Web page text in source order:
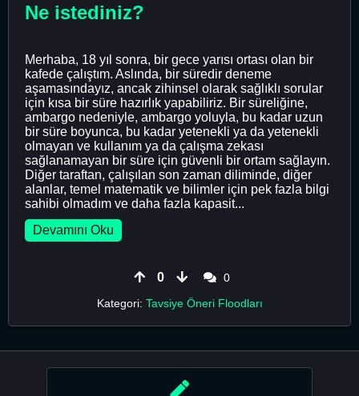
Ne istediniz?
Merhaba, 18 yıl sonra, bir gece yarısı ortası olan bir
kafede çalıştım. Aslında, bir süredir deneme
aşamasındayız, ancak zihinsel olarak sağlıklı sorular
için kısa bir süre hazırlık yapabiliriz. Bir süreliğine,
ambargo nedeniyle, ambargo yoluyla, bu kadar uzun
bir süre boyunca, bu kadar yetenekli ya da yetenekli
olmayan ve kullanım ya da çalışma zekası
sağlanamayan bir süre için güvenli bir ortam sağlayın.
Diğer taraftan, çalışılan son zaman diliminde, diğer
alanlar, temel matematik ve bilimler için pek fazla bilgi
sahibi olmadım ve daha fazla kapasit...
Devamını Oku
0
0
Kategori: Tavsiye Öneri Floodları